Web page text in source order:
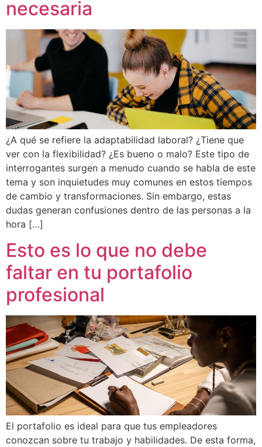
necesaria
¿A qué se refiere la adaptabilidad laboral? ¿Tiene que
ver con la flexibilidad? ¿Es bueno o malo? Este tipo de
interrogantes surgen a menudo cuando se habla de este
tema y son inquietudes muy comunes en estos tiempos
de cambio y transformaciones. Sin embargo, estas
dudas generan confusiones dentro de las personas a la
hora […]
Esto es lo que no debe
faltar en tu portafolio
profesional
El portafolio es ideal para que tus empleadores
conozcan sobre tu trabajo y habilidades. De esta forma,